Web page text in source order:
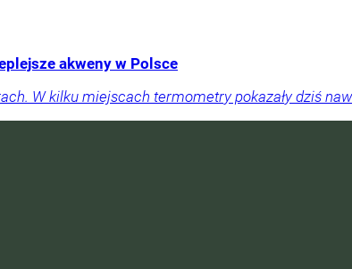
akweny w Polsce
W kilku miejscach termometry pokazały dziś